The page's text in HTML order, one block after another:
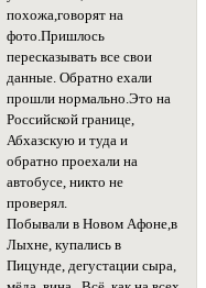
похожа,говорят на
фото.Пришлось
пересказывать все свои
данные. Обратно ехали
прошли нормально.Это на
Российской границе,
Абхазскую и туда и
обратно проехали на
автобусе, никто не
проверял.
Побывали в Новом Афоне,в
Лыхне, купались в
Пицунде, дегустации сыра,